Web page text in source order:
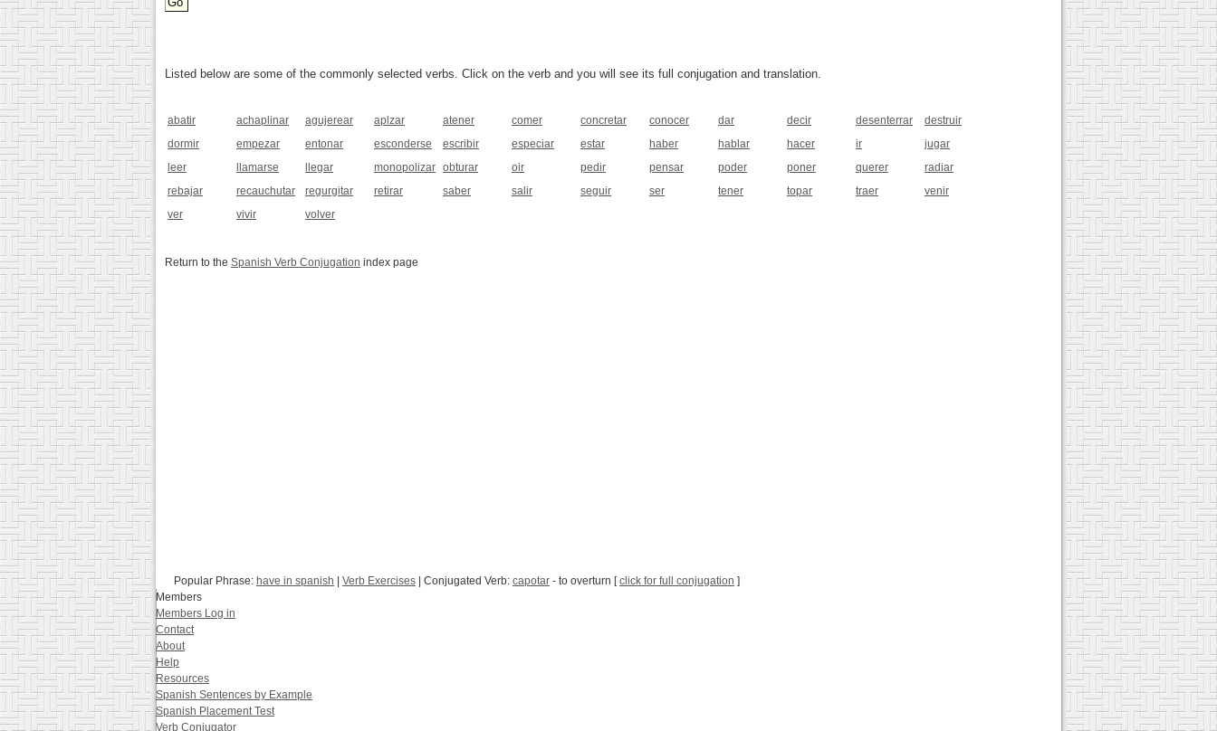
Listed below are some of the commonly selected verbs. Click on the verb and you will see its full conjugation and translation.
abatir achaplinar agujerear aplzar atener comer concretar conocer dar decir desenterrar
destruir
dormir
empezar entonar esconderse escribir especiar estar haber hablar hacer ir
jugar
leer
llamarse llegar monopolizar obturar oir pedir pensar poder poner querer
radiar
rebajar
recauchutar regurgitar retirar saber salir seguir ser tener topar traer
venir
ver
vivir volver
Return to the Spanish Verb Conjugation index page
Popular Phrase: have in spanish Verb Exercises | Conjugated Verb: capotar - to overturn [click for full conjugation ]
Members
Members Log in
Contact
About
Help
Resources
Spanish Sentences by Example
Spanish Placement Test
Verb Conjugator